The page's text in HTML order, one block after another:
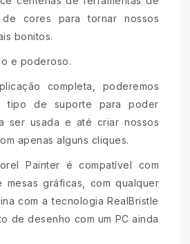
de cores para tornar nossos
bonitos.
e poderoso.
completa, poderemos
tipo de suporte para poder
ser usada e até criar nossos
apenas alguns cliques.
Painter é compatível com
gráficas, com qualquer
com a tecnologia RealBristle
de desenho com um PC ainda